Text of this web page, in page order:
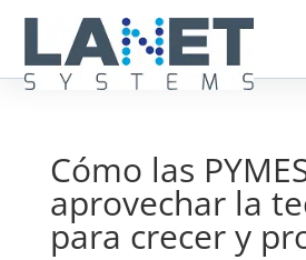
Cómo las
aprovechar la
para crecer y